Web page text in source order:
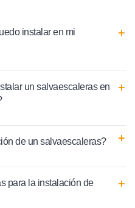
instalar en mi
un salvaescaleras en
de un salvaescaleras?
para la instalación de